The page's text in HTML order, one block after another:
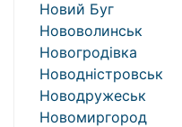
Новий Буг
Нововолинськ
Новогродівка
Новодністровськ
Новодружеськ
Новомиргород